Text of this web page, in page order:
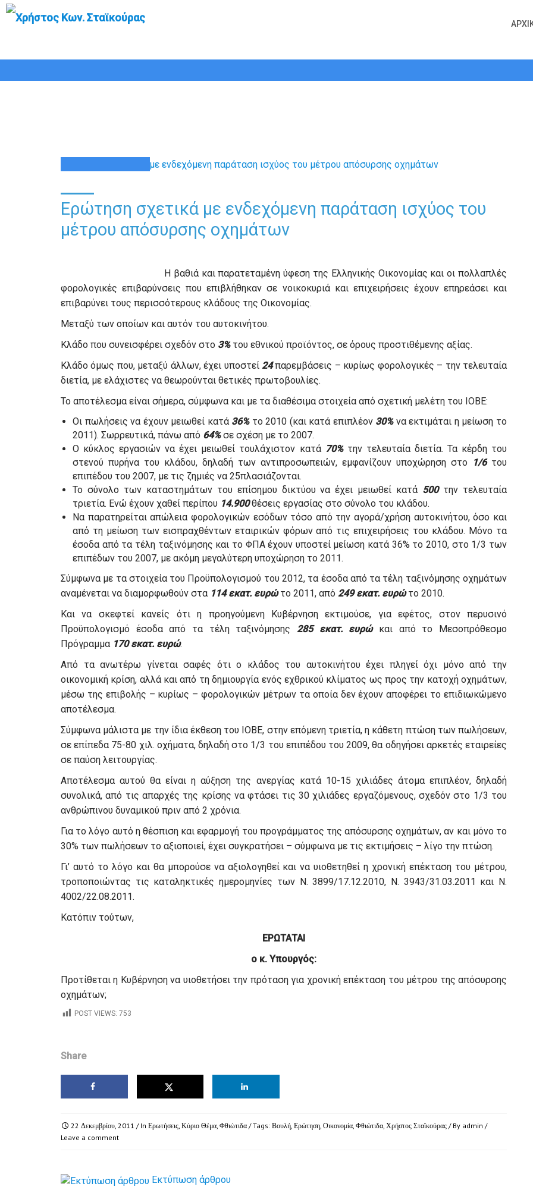
Ερώτηση σχετικά με ενδεχόμενη παράταση ισχύος του
μέτρου απόσυρσης οχημάτων
Η βαθιά και παρατεταμένη ύφεση της Ελληνικής Οικονομίας και οι πολλαπλές
φορολογικές επιβαρύνσεις που επιβλήθηκαν σε νοικοκυριά και επιχειρήσεις έχουν επηρεάσει και
επιβαρύνει τους περισσότερους κλάδους της Οικονομίας.
Μεταξύ των οποίων και αυτόν του αυτοκινήτου.
Κλάδο που συνεισφέρει σχεδόν στο 3%του εθνικού προϊόντος, σε όρους προστιθέμενης αξίας.
Κλάδο όμως που, μεταξύ άλλων, έχει υποστεί 24παρεμβάσεις – κυρίως φορολογικές – την τελευταία
διετία, με ελάχιστες να θεωρούνται θετικές πρωτοβουλίες.
Το αποτέλεσμα είναι σήμερα, σύμφωνα και με τα διαθέσιμα στοιχεία από σχετική μελέτη του ΙΟΒΕ:
Οι πωλήσεις να έχουν μειωθεί κατά 36%το 2010 (και κατά επιπλέον 30%να εκτιμάται η μείωση το
2011). Σωρρευτικά, πάνω από 64%σε σχέση με το 2007.
Ο κύκλος εργασιών να έχει μειωθεί τουλάχιστον κατά 70%την τελευταία διετία. Τα κέρδη του
στενού πυρήνα του κλάδου, δηλαδή των αντιπροσωπειών, εμφανίζουν υποχώρηση στο 1/6του
επιπέδου του 2007, με τις ζημιές να 25πλασιάζονται.
Το σύνολο των καταστημάτων του επίσημου δικτύου να έχει μειωθεί κατά 500την τελευταία
τριετία. Ενώ έχουν χαθεί περίπου 14.900θέσεις εργασίας στο σύνολο του κλάδου.
Να παρατηρείται απώλεια φορολογικών εσόδων τόσο από την αγορά/χρήση αυτοκινήτου, όσο και
από τη μείωση των εισπραχθέντων εταιρικών φόρων από τις επιχειρήσεις του κλάδου. Μόνο τα
έσοδα από τα τέλη ταξινόμησης και το ΦΠΑ έχουν υποστεί μείωση κατά 36% το 2010, στο 1/3 των
επιπέδων του 2007, με ακόμη μεγαλύτερη υποχώρηση το 2011.
Σύμφωνα με τα στοιχεία του Προϋπολογισμού του 2012, τα έσοδα από τα τέλη ταξινόμησης οχημάτων
αναμένεται να διαμορφωθούν στα 114 εκατ. ευρώτο 2011, από 249 εκατ. ευρώτο 2010.
Και να σκεφτεί κανείς ότι η προηγούμενη Κυβέρνηση εκτιμούσε, για εφέτος, στον περυσινό
Προϋπολογισμό έσοδα από τα τέλη ταξινόμησης 285 εκατ. ευρώκαι από το Μεσοπρόθεσμο
Πρόγραμμα 170 εκατ. ευρώ.
Από τα ανωτέρω γίνεται σαφές ότι ο κλάδος του αυτοκινήτου έχει πληγεί όχι μόνο από την
οικονομική κρίση, αλλά και από τη δημιουργία ενός εχθρικού κλίματος ως προς την κατοχή οχημάτων,
μέσω της επιβολής – κυρίως – φορολογικών μέτρων τα οποία δεν έχουν αποφέρει το επιδιωκώμενο
αποτέλεσμα.
Σύμφωνα μάλιστα με την ίδια έκθεση του ΙΟΒΕ, στην επόμενη τριετία, η κάθετη πτώση των πωλήσεων,
σε επίπεδα 75-80 χιλ. οχήματα, δηλαδή στο 1/3 του επιπέδου του 2009, θα οδηγήσει αρκετές εταιρείες
σε παύση λειτουργίας.
Αποτέλεσμα αυτού θα είναι η αύξηση της ανεργίας κατά 10-15 χιλιάδες άτομα επιπλέον, δηλαδή
συνολικά, από τις απαρχές της κρίσης να φτάσει τις 30 χιλιάδες εργαζόμενους, σχεδόν στο 1/3 του
ανθρώπινου δυναμικού πριν από 2 χρόνια.
Για το λόγο αυτό η θέσπιση και εφαρμογή του προγράμματος της απόσυρσης οχημάτων, αν και μόνο το
30% των πωλήσεων το αξιοποιεί, έχει συγκρατήσει – σύμφωνα με τις εκτιμήσεις – λίγο την πτώση.
Γι’ αυτό το λόγο και θα μπορούσε να αξιολογηθεί και να υιοθετηθεί η χρονική επέκταση του μέτρου,
τροποποιώντας τις καταληκτικές ημερομηνίες των Ν. 3899/17.12.2010, Ν. 3943/31.03.2011 και Ν.
4002/22.08.2011.
Κατόπιν τούτων,
ΕΡΩΤΑΤΑΙ
ο κ. Υπουργός:
Προτίθεται η Κυβέρνηση να υιοθετήσει την πρόταση για χρονική επέκταση του μέτρου της απόσυρσης
οχημάτων;
POST VIEWS: 753
Share
22 Δεκεμβρίου, 2011 / In Ερωτήσεις, Κύριο Θέμα, Φθιώτιδα / Tags: Βουλή, Ερώτηση, Οικονομία, Φθιώτιδα, Χρήστος Σταϊκούρας / By admin /
Leave a comment
Εκτύπωση άρθρου